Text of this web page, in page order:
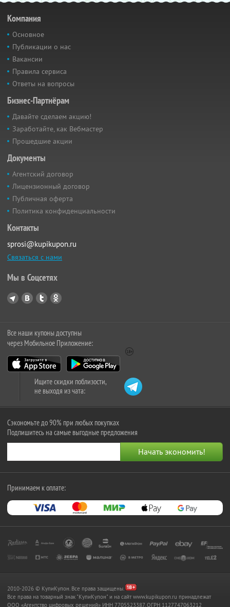
Компания
Основное
Публикации о нас
Вакансии
Правила сервиса
Ответы на вопросы
Бизнес-Партнёрам
Давайте сделаем акцию!
Заработайте, как Вебмастер
Прошедшие акции
Документы
Агентский договор
Лицензионный договор
Публичная оферта
Политика конфиденциальности
Контакты
sprosi@kupikupon.ru
Связаться с нами
Мы в Соцсетях
Все наши купоны доступны
через Мобильное Приложение:
Ищите скидки поблизости,
не выходя из чата:
Сэкономьте до 90% при любых покупках
Подпишитесь на самые выгодные предложения
Принимаем к оплате:
2010-2026 © КупиКупон. Все права защищены.
Все права на товарный знак "КупиКупон" и на сайт www.kupikupon.ru принадлежат
OOO «Агентство цифровых решений» ИНН 7705523387, ОГРН 1127747063212